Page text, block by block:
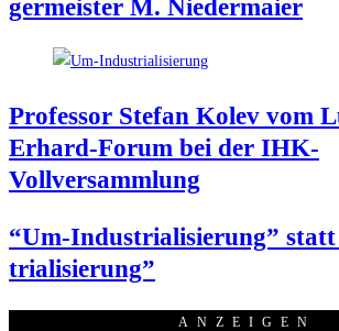
ger­meis­ter M. Niedermaier
Pro­fes­sor Ste­fan Kolev vom
Erhard-Forum bei der IHK-
Vollversammlung
“Um-Indus­tria­li­sie­rung”
tria­li­sie­rung”
ANZEI­GEN